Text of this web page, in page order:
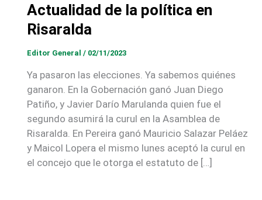
Actualidad de la política en
Risaralda
Editor General / 02/11/2023
Ya pasaron las elecciones. Ya sabemos quiénes
ganaron. En la Gobernación ganó Juan Diego
Patiño, y Javier Darío Marulanda quien fue el
segundo asumirá la curul en la Asamblea de
Risaralda. En Pereira ganó Mauricio Salazar Peláez
y Maicol Lopera el mismo lunes aceptó la curul en
el concejo que le otorga el estatuto de […]